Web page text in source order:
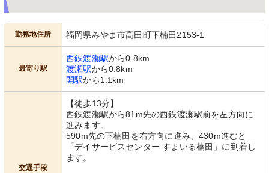
勤務地住所 福岡県みやま市高田町下楠田2153-1
最寄り駅
西鉄渡瀬駅から0.8km
渡瀬駅から0.8km
開駅から1.1km
交通手段
【徒歩13分】
西鉄渡瀬駅から81m先の西鉄渡瀬駅前を左方向に
進みます。
590m先の下楠田を右方向に進み、430m進むと
「デイサービスセンター すまいる楠田」に到着し
ます。